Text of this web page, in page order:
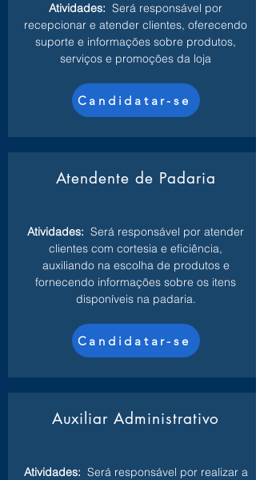
Atividades: Será responsável por
recepcionar e atender clientes, oferecendo
suporte e informações sobre produtos,
serviços e promoções da loja
Candidatar-se
Atendente de Padaria
Atividades: Será responsável por atender
clientes com cortesia e eficiência,
auxiliando na escolha de produtos e
fornecendo informações sobre os itens
disponíveis na padaria.
Candidatar-se
Auxiliar Administrativo
Atividades: Será responsável por realizar a